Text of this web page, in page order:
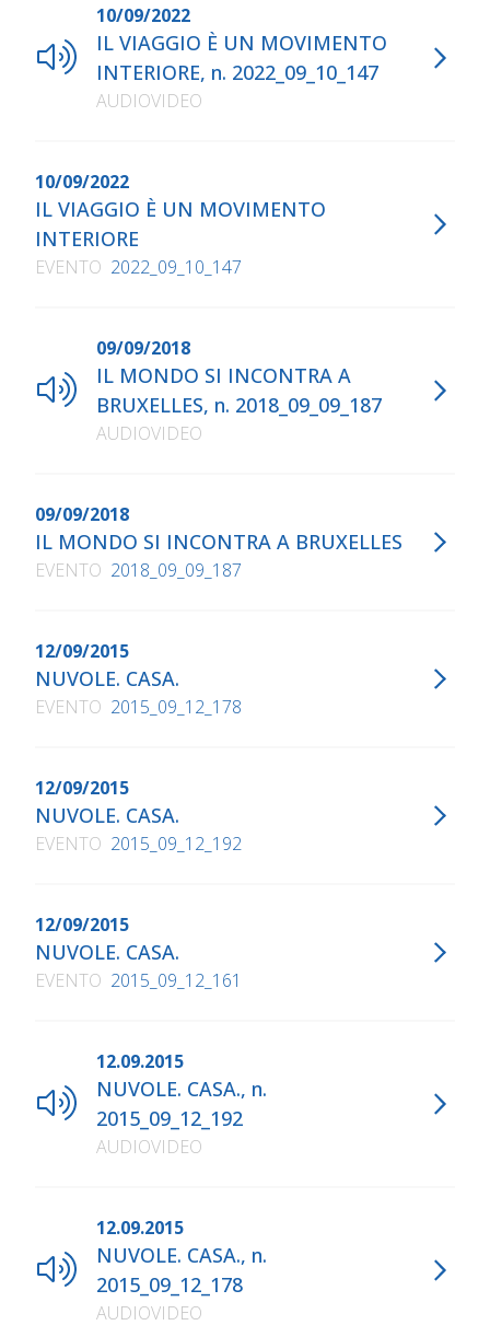
10/09/2022
IL VIAGGIO È UN MOVIMENTO
INTERIORE, n. 2022_09_10_147
AUDIOVIDEO
10/09/2022
IL VIAGGIO È UN MOVIMENTO
INTERIORE
EVENTO 2022_09_10_147
09/09/2018
IL MONDO SI INCONTRA A
BRUXELLES, n. 2018_09_09_187
AUDIOVIDEO
09/09/2018
IL MONDO SI INCONTRA A BRUXELLES
EVENTO 2018_09_09_187
12/09/2015
NUVOLE. CASA.
EVENTO 2015_09_12_178
12/09/2015
NUVOLE. CASA.
EVENTO 2015_09_12_192
12/09/2015
NUVOLE. CASA.
EVENTO 2015_09_12_161
12.09.2015
NUVOLE. CASA., n.
2015_09_12_192
AUDIOVIDEO
12.09.2015
NUVOLE. CASA., n.
2015_09_12_178
AUDIOVIDEO